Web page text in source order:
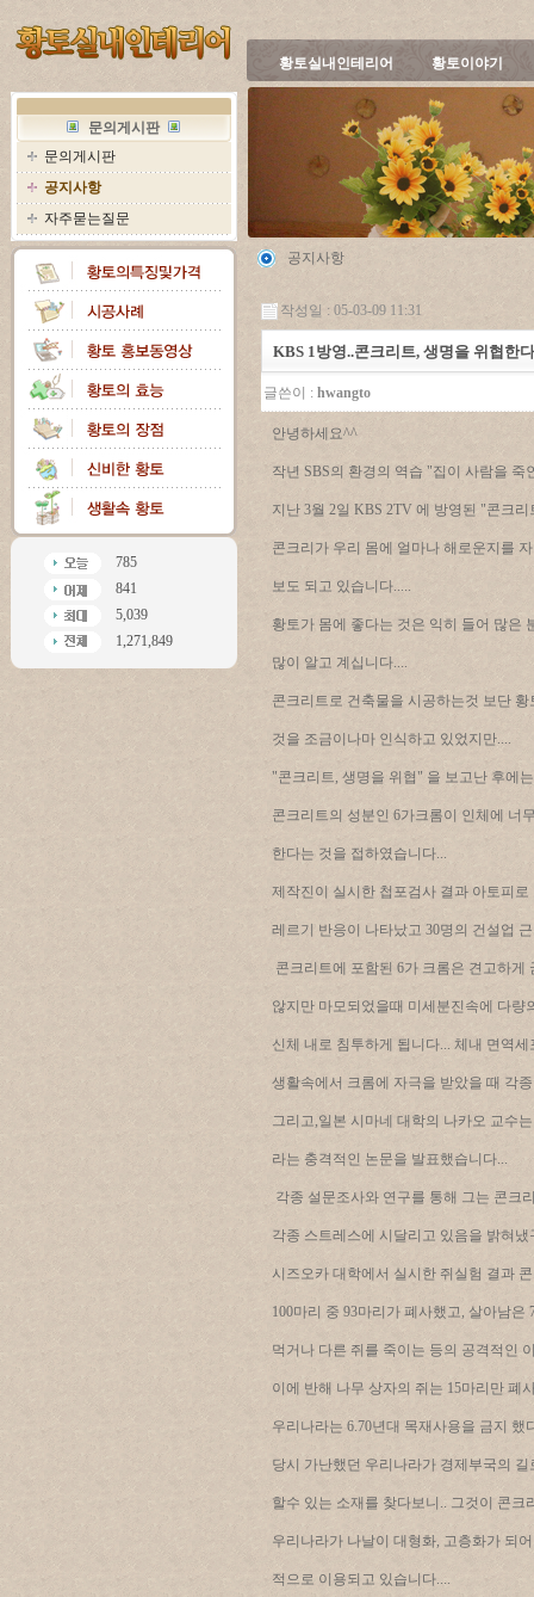
황토실내인테리어 황토이야기
문의게시판
문의게시판
공지사항
자주묻는질문
785
841
5,039
1,271,849
공지사항
작성일 : 05-03-09 11:31
KBS 1방영..콘크리트, 생명을 위협한
글쓴이 :hwangto
안녕하세요^^
작년 SBS의 환경의 역습 "집이 사람을 죽
지난 3월 2일 KBS 2TV 에 방영된 "콘크
콘크리가 우리 몸에 얼마나 해로운지를
보도 되고 있습니다.....
황토가 몸에 좋다는 것은 익히 들어 많은
많이 알고 계십니다....
콘크리트로 건축물을 시공하는것 보단
것을 조금이나마 인식하고 있었지만....
"콘크리트, 생명을 위협" 을 보고난 후에
콘크리트의 성분인 6가크롬이 인체에 너
한다는 것을 접하였습니다...
제작진이 실시한 첩포검사 결과 아토피
레르기 반응이 나타났고 30명의 건설업
콘크리트에 포함된 6가 크롬은 견고하게
않지만 마모되었을때 미세분진속에 다량
신체 내로 침투하게 됩니다... 체내 면역
생활속에서 크롬에 자극을 받았을 때 각
그리고,일본 시마네 대학의 나카오 교수
라는 충격적인 논문을 발표했습니다...
각종 설문조사와 연구를 통해 그는 콘크
각종 스트레스에 시달리고 있음을 밝혀냈
시즈오카 대학에서 실시한 쥐실험 결과
100마리 중 93마리가 폐사했고, 살아남
먹거나 다른 쥐를 죽이는 등의 공격적인
이에 반해 나무 상자의 쥐는 15마리만 폐
우리나라는 6.70년대 목재사용을 금지 했
당시 가난했던 우리나라가 경제부국의
할수 있는 소재를 찾다보니.. 그것이 콘크
우리나라가 나날이 대형화, 고층화가 되
적으로 이용되고 있습니다....